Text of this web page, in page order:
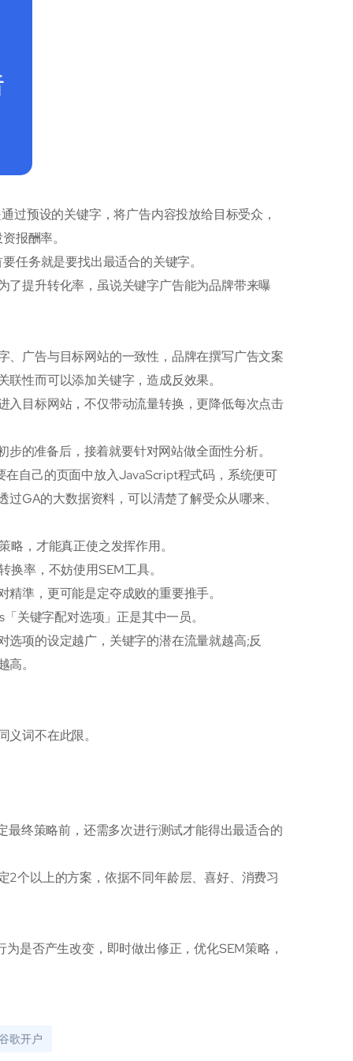
过预设的关键字，将广告内容投放给目标受众，
报酬率。
任务就是要找出最适合的关键字。
了提升转化率，虽说关键字广告能为品牌带来曝
广告与目标网站的一致性，品牌在撰写广告文案
性而可以添加关键字，造成反效果。
入目标网站，不仅带动流量转换，更降低每次点击
的准备后，接着就要针对网站做全面性分析。
自己的页面中放入JavaScript程式码，系统便可
GA的大数据资料，可以清楚了解受众从哪来、
，才能真正使之发挥作用。
率，不妨使用SEM工具。
準，更可能是定夺成败的重要推手。
关键字配对选项」正是其中一员。
项的设定越广，关键字的潜在流量就越高;反
。
词不在此限。
终策略前，还需多次进行测试才能得出最适合的
2个以上的方案，依据不同年龄层、喜好、消费习
是否产生改变，即时做出修正，优化SEM策略，
歌开户